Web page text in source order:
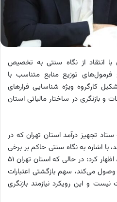
با انتقاد از نگاه سنتی به تخصیص
فرمول‌های توزیع منابع متناسب با
کارگروه ویژه شناسایی فرارهای
درصدی معوقات و بازنگری در ساختار مالیاتی استان
تجهیز درآمد استان تهران که در
با اشاره به نگاه سنتی حاکم بر برخی
تصمیم‌گیری‌های بودجه‌ای کشور، اظهار کرد: در حالی که استان تهران ۵۱
می‌کند، سهم بازگشتی اعتبارات
و این رویکرد نیازمند بازنگری